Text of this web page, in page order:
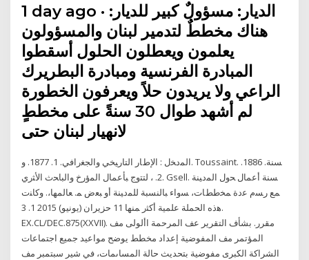
1 day ago · الديار: مسؤولٌ كبير للديار:
هناك مخططٌ لتدمير لبنان والمسؤولون
يعلمون ويعطلون الحلول أسقطوا
المبادرة الفرنسية ومبادرة البطريرك
الراعي ولا يريدون حلاً ويعرفون الخطورة
لم أشهد طوال 30 سنةً على مخططٍ
لانهيار لبنان حتى
اﻟﻤدﺨل : اﻹطﺎر اﻟﺘﺎرﯿﺨﻲ واﻟﺠﻐراﻓﻲ. 1. 1877. و. Toussaint. ﺴﻨﺔ. 1886.
2. ، ﻟﺘﺘوج ﺒﺄﻋﻤﺎل اﻟﻤؤرخ واﻟﺒﺎﺤث اﻷﺜري. Gsell. ﺴﻨﺔ أﻋﻤﺎل ﺤول اﻟﻤدﯿﻨﺔ
ﻤﻊ رﺴم ﻋدة ﻤﺨططﺎت، ﺴواء ﺒﺎﻟﻨﺴﺒﺔ ﻟﻠﻤدﯿﻨﺔ أو ﺒﻌض ﻤ. ﻌﺎﻟﻤﻬﺎ،. وﻛﺎﻨت
ﻫذﻩ اﻟﺤﻤﻠﺔ ﻋﻠﻤﯿﺔ أﻛﺜر ﻤﻨﻬﺎ 11 حزيران (يونيو) 2015 1. 3.
EX.CL/DEC.875(XXVII). مقرر. بشأف التقرير عف المرحمة األولى مف
المؤتمر مف المفوضية إعداد مخطط يوضح مواعيد جميع اجتماعات
الشراكة الكبرى مفوضية بتحديث حالة المساىمات، في شير سبتمبر مف